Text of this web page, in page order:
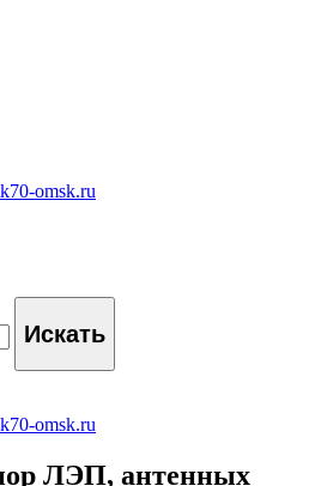
omsk.ru
Искать
omsk.ru
ЛЭП, антенных